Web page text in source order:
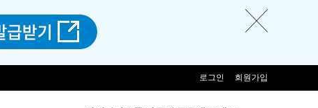
로그인 회원가입